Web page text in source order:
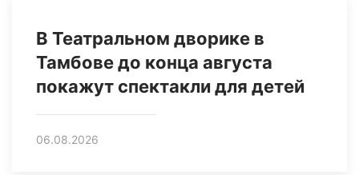
В Театральном дворике в
Тамбове до конца августа
покажут спектакли для детей
06.08.2026